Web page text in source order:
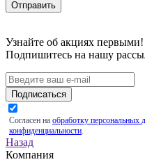
Узнайте об акциях первыми!
Подпишитесь на нашу
Подписаться
Согласен на обработку персональных
конфиденциальности.
Назад
Компания